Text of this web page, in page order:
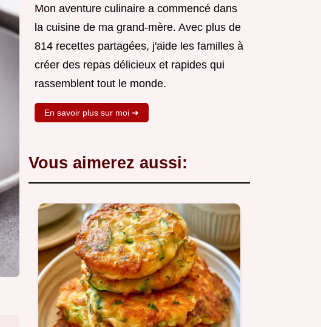
Mon aventure culinaire a commencé dans
la cuisine de ma grand-mère. Avec plus de
814 recettes partagées, j'aide les familles à
créer des repas délicieux et rapides qui
rassemblent tout le monde.
En savoir plus sur moi ➜
Vous aimerez aussi: